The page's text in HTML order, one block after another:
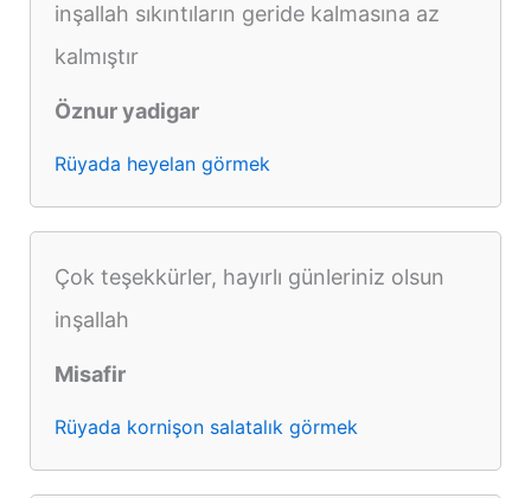
inşallah sıkıntıların geride kalmasına az
kalmıştır
Öznur yadigar
Rüyada heyelan görmek
Çok teşekkürler, hayırlı günleriniz olsun
inşallah
Misafir
Rüyada kornişon salatalık görmek